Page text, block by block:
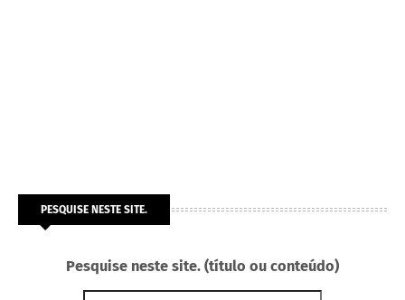
PESQUISE NESTE SITE.
Pesquise neste site. (título ou conteúdo)